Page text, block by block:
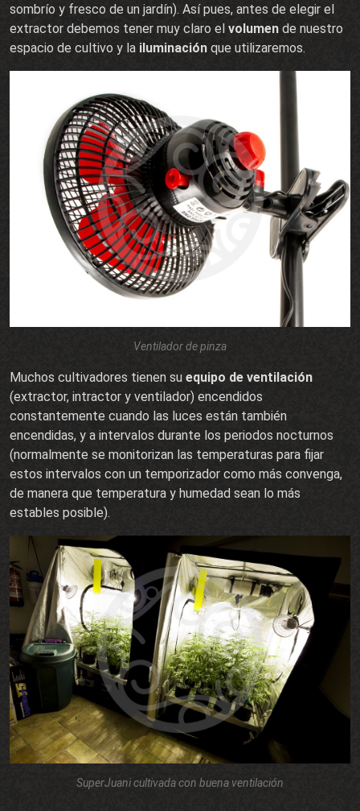
sombrío y fresco de un jardín). Así pues, antes de elegir el
extractor debemos tener muy claro el volumen de nuestro
espacio de cultivo y la iluminación que utilizaremos.
Ventilador de pinza
Muchos cultivadores tienen su equipo de ventilación
(extractor, intractor y ventilador) encendidos
constantemente cuando las luces están también
encendidas, y a intervalos durante los periodos nocturnos
(normalmente se monitorizan las temperaturas para fijar
estos intervalos con un temporizador como más convenga,
de manera que temperatura y humedad sean lo más
estables posible).
SuperJuani cultivada con buena ventilación